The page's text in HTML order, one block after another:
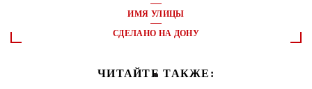
ИМЯ УЛИЦЫ
СДЕЛАНО НА ДОНУ
ЧИТАЙТЕ ТАКЖЕ: